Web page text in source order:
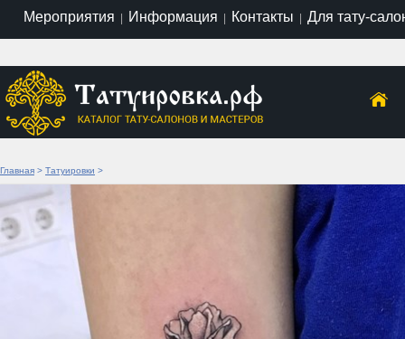
Мероприятия | Информация | Контакты | Для тату-
Главная > Татуировки >